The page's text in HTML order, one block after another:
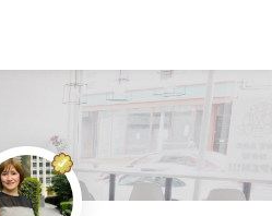
お問い合わせ